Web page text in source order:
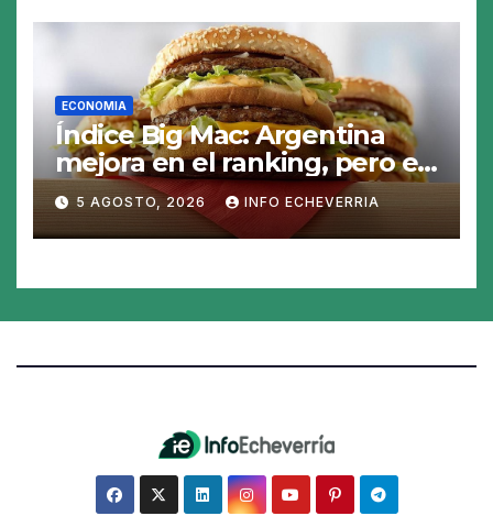
ECONOMIA
Índice Big Mac: Argentina
mejora en el ranking, pero el
peso sigue sobrevaluado un
19%
5 AGOSTO, 2026 INFO ECHEVERRIA